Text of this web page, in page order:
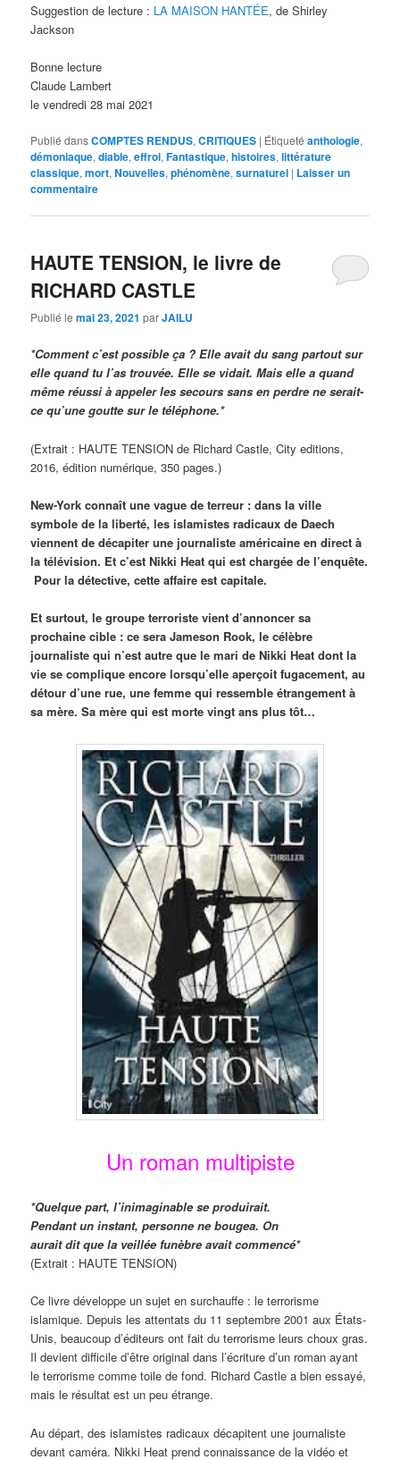
Suggestion de lecture : LA MAISON HANTÉE, de Shirley
Jackson
Bonne lecture
Claude Lambert
le vendredi 28 mai 2021
Publié dansCOMPTES RENDUS,CRITIQUES | Étiqueté anthologie,
démoniaque,diable,effroi,Fantastique,histoires,littérature
classique,mort,Nouvelles,phénomène,surnaturel | Laisser un
commentaire
HAUTE TENSION, le livre de
RICHARD CASTLE
Publié lemai 23, 2021 parJAILU
*Comment c’est possible ça ? Elle avait du sang partout sur
elle quand tu l’as trouvée. Elle se vidait. Mais elle a quand
même réussi à appeler les secours sans en perdre ne serait-
ce qu’une goutte sur le téléphone.*
(Extrait : HAUTE TENSION de Richard Castle, City editions,
2016, édition numérique, 350 pages.)
New-York connaît une vague de terreur : dans la ville
symbole de la liberté, les islamistes radicaux de Daech
viennent de décapiter une journaliste américaine en direct à
la télévision. Et c’est Nikki Heat qui est chargée de l’enquête.
Pour la détective, cette affaire est capitale.
Et surtout, le groupe terroriste vient d’annoncer sa
prochaine cible : ce sera Jameson Rook, le célèbre
journaliste qui n’est autre que le mari de Nikki Heat dont la
vie se complique encore lorsqu’elle aperçoit fugacement, au
détour d’une rue, une femme qui ressemble étrangement à
sa mère. Sa mère qui est morte vingt ans plus tôt…
Un roman multipiste
*Quelque part, l’inimaginable se produirait.
Pendant un instant, personne ne bougea. On
aurait dit que la veillée funèbre avait commencé*
(Extrait : HAUTE TENSION)
Ce livre développe un sujet en surchauffe : le terrorisme
islamique. Depuis les attentats du 11 septembre 2001 aux États-
Unis, beaucoup d’éditeurs ont fait du terrorisme leurs choux gras.
Il devient difficile d’être original dans l’écriture d’un roman ayant
le terrorisme comme toile de fond. Richard Castle a bien essayé,
mais le résultat est un peu étrange.
Au départ, des islamistes radicaux décapitent une journaliste
devant caméra. Nikki Heat prend connaissance de la vidéo et